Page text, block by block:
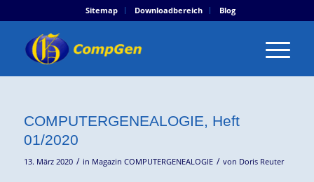
Sitemap Downloadbereich Blog
COMPUTERGENEALOGIE, Heft
01/2020
13. März 2020 / in Magazin COMPUTERGENEALOGIE / von Doris Reuter